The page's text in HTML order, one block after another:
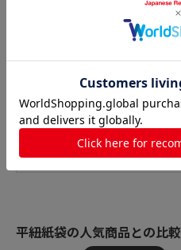
平紐紙袋の人気商品との比較